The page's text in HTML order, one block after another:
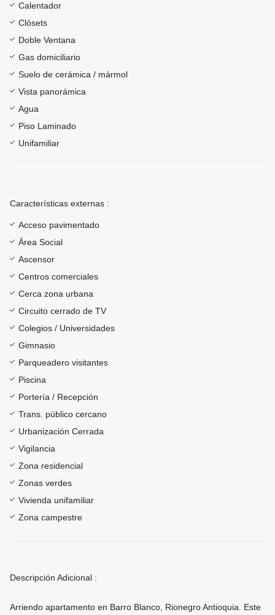
Calentador
Clósets
Doble Ventana
Gas domiciliario
Suelo de cerámica / mármol
Vista panorámica
Agua
Piso Laminado
Unifamiliar
Características externas :
Acceso pavimentado
Área Social
Ascensor
Centros comerciales
Cerca zona urbana
Circuito cerrado de TV
Colegios / Universidades
Gimnasio
Parqueadero visitantes
Piscina
Portería / Recepción
Trans. público cercano
Urbanización Cerrada
Vigilancia
Zona residencial
Zonas verdes
Vivienda unifamiliar
Zona campestre
Descripción Adicional :
Arriendo apartamento en Barro Blanco, Rionegro Antioquia. Este